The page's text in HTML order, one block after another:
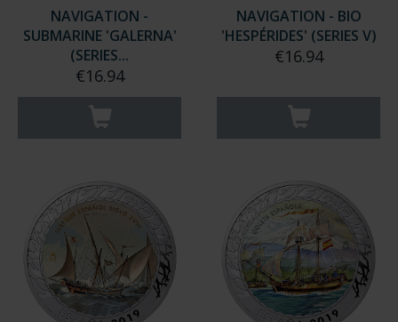
NAVIGATION -
SUBMARINE 'GALERNA'
(SERIES...
€16.94
NAVIGATION - BIO
'HESPÉRIDES' (SERIES V)
€16.94